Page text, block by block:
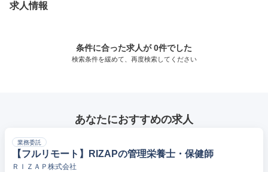
求人情報
条件に合った求人が 0件でした
検索条件を緩めて、再度検索してください
あなたにおすすめの求人
業務委託
【フルリモート】RIZAPの管理栄養士・保健師
ＲＩＺＡＰ株式会社